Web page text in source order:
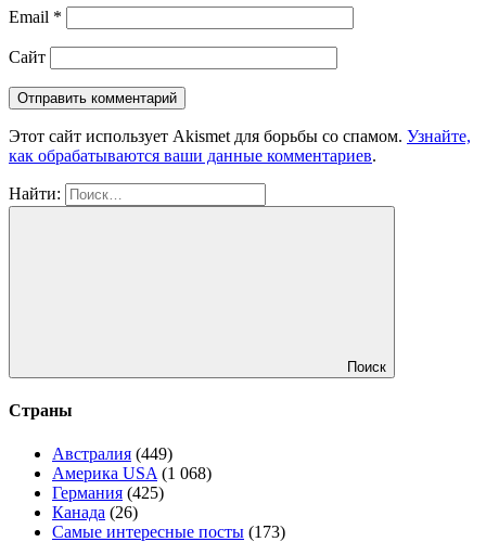
Email *
Сайт
Этот сайт использует Akismet для борьбы со спамом. Узнайте,
как обрабатываются ваши данные комментариев.
Найти:
Поиск
Страны
Австралия (449)
Америка USA (1 068)
Германия (425)
Канада (26)
Самые интересные посты (173)